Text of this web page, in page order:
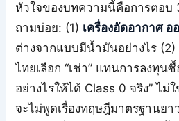
หัวใจของบทความนี้คือการตอบ
ถามบ่อย: (1) เครื่องอัดอากาศ อ
ต่างจากแบบมีน้ำมันอย่างไร (2)
ไทยเลือก “เช่า” แทนการลงทุน
อย่างไรให้ได้ Class 0 จริง” ไ
จะไม่พูดเรื่องทฤษฎีมาตรฐานยา